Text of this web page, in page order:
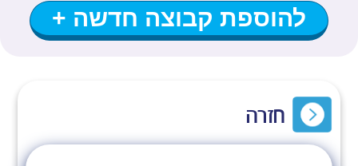
להוספת קבוצה חדשה +
חזרה